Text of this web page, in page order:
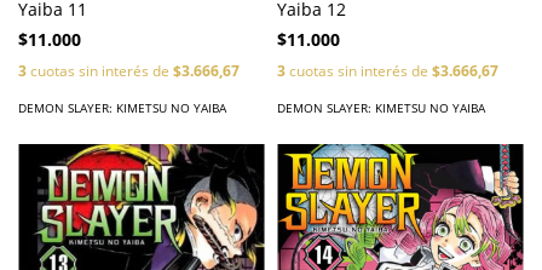
Yaiba 11
$11.000
3cuotas sin interés de $3.666,67
DEMON SLAYER: KIMETSU NO YAIBA
Yaiba 12
$11.000
3cuotas sin interés de $3.666,67
DEMON SLAYER: KIMETSU NO YAIBA